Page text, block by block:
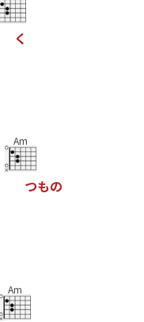
く
Am
つもの
Am